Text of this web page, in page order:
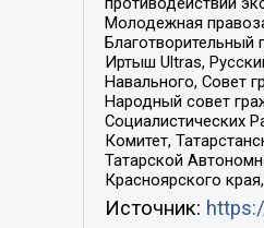
Молодежная
Благотворительный
Иртыш Ultras,
Навального, Совет
Народный совет
Социалистических
Комитет,
Татарской
Красноярского
Источник: